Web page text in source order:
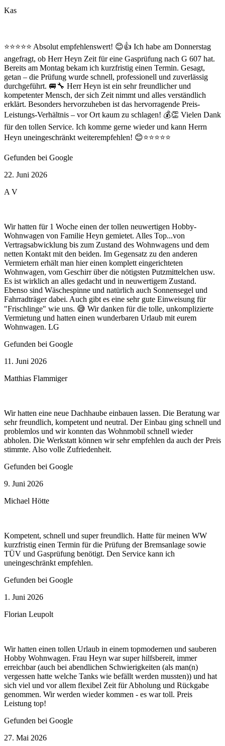
Kas
⭐⭐⭐⭐⭐ Absolut empfehlenswert! 😊👍 Ich habe am Donnerstag
angefragt, ob Herr Heyn Zeit für eine Gasprüfung nach G 607 hat.
Bereits am Montag bekam ich kurzfristig einen Termin. Gesagt,
getan – die Prüfung wurde schnell, professionell und zuverlässig
durchgeführt. 🚐🔧 Herr Heyn ist ein sehr freundlicher und
kompetenter Mensch, der sich Zeit nimmt und alles verständlich
erklärt. Besonders hervorzuheben ist das hervorragende Preis-
Leistungs-Verhältnis – vor Ort kaum zu schlagen! 💰👏 Vielen Dank
für den tollen Service. Ich komme gerne wieder und kann Herrn
Heyn uneingeschränkt weiterempfehlen! 😊⭐⭐⭐⭐⭐
Gefunden bei Google
22. Juni 2026
A V
Wir hatten für 1 Woche einen der tollen neuwertigen Hobby-
Wohnwagen von Familie Heyn gemietet. Alles Top...von
Vertragsabwicklung bis zum Zustand des Wohnwagens und dem
netten Kontakt mit den beiden. Im Gegensatz zu den anderen
Vermietern erhält man hier einen komplett eingerichteten
Wohnwagen, vom Geschirr über die nötigsten Putzmittelchen usw.
Es ist wirklich an alles gedacht und in neuwertigem Zustand.
Ebenso sind Wäschespinne und natürlich auch Sonnensegel und
Fahrradträger dabei. Auch gibt es eine sehr gute Einweisung für
"Frischlinge" wie uns. 😅 Wir danken für die tolle, unkomplizierte
Vermietung und hatten einen wunderbaren Urlaub mit eurem
Wohnwagen. LG
Gefunden bei Google
11. Juni 2026
Matthias Flammiger
Wir hatten eine neue Dachhaube einbauen lassen. Die Beratung war
sehr freundlich, kompetent und neutral. Der Einbau ging schnell und
problemlos und wir konnten das Wohnmobil schnell wieder
abholen. Die Werkstatt können wir sehr empfehlen da auch der Preis
stimmte. Also volle Zufriedenheit.
Gefunden bei Google
9. Juni 2026
Michael Hötte
Kompetent, schnell und super freundlich. Hatte für meinen WW
kurzfristig einen Termin für die Prüfung der Bremsanlage sowie
TÜV und Gasprüfung benötigt. Den Service kann ich
uneingeschränkt empfehlen.
Gefunden bei Google
1. Juni 2026
Florian Leupolt
Wir hatten einen tollen Urlaub in einem topmodernen und sauberen
Hobby Wohnwagen. Frau Heyn war super hilfsbereit, immer
erreichbar (auch bei abendlichen Schwierigkeiten (als man(n)
vergessen hatte welche Tanks wie befällt werden mussten)) und hat
sich viel und vor allem flexibel Zeit für Abholung und Rückgabe
genommen. Wir werden wieder kommen - es war toll. Preis
Leistung top!
Gefunden bei Google
27. Mai 2026